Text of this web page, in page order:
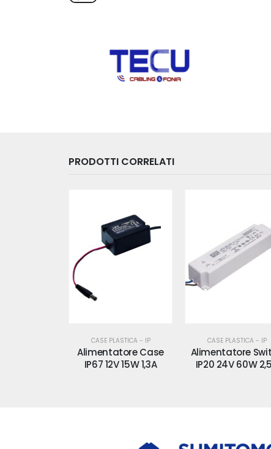
PRODOTTI CORRELATI
CASE PLASTICA - IP
Alimentatore Case
IP67 12V 15W 1,3A
CASE PLASTICA - IP
Alimentatore
IP20 24V 60W